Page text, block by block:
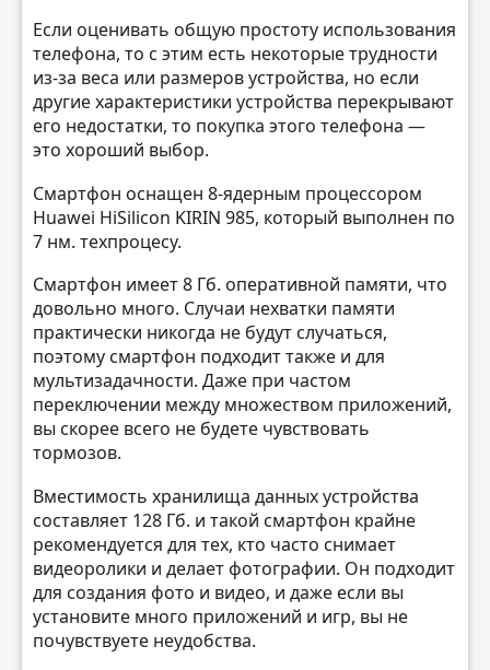
Если оценивать общую простоту использования
телефона, то с этим есть некоторые трудности
из-за веса или размеров устройства, но если
другие характеристики устройства перекрывают
его недостатки, то покупка этого телефона —
это хороший выбор.
Смартфон оснащен 8-ядерным процессором
Huawei HiSilicon KIRIN 985, который выполнен по
7 нм. техпроцесу.
Смартфон имеет 8 Гб. оперативной памяти, что
довольно много. Случаи нехватки памяти
практически никогда не будут случаться,
поэтому смартфон подходит также и для
мультизадачности. Даже при частом
переключении между множеством приложений,
вы скорее всего не будете чувствовать
тормозов.
Вместимость хранилища данных устройства
составляет 128 Гб. и такой смартфон крайне
рекомендуется для тех, кто часто снимает
видеоролики и делает фотографии. Он подходит
для создания фото и видео, и даже если вы
установите много приложений и игр, вы не
почувствуете неудобства.